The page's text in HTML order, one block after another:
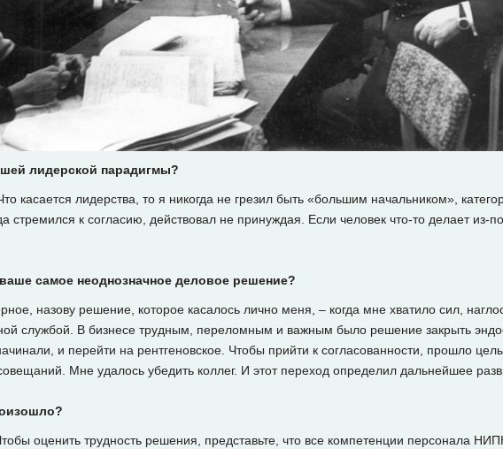
лидерской парадигмы?
касается лидерства, то я никогда не грезил быть «большим начальником»,
стремился к согласию, действовал не принуждая. Если человек что-то делает из-
самое неоднозначное деловое решение?
назову решение, которое касалось лично меня, – когда мне хватило сил,
службой. В бизнесе трудным, переломным и важным было решение закрыть
и перейти на рентгеновское. Чтобы прийти к согласованности, прошло
Мне удалось убедить коллег. И этот переход определил дальнейшее
оценить трудность решения, представьте, что все компетенции персонала